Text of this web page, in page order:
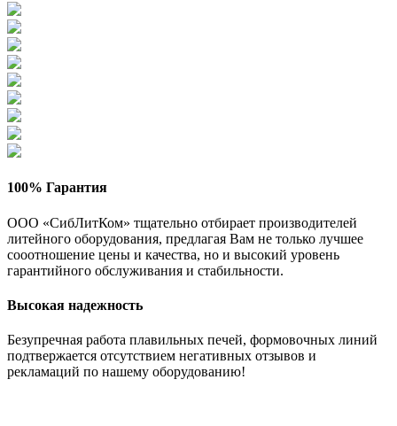
100% Гарантия
ООО «СибЛитКом» тщательно отбирает производителей
литейного оборудования, предлагая Вам не только лучшее
сооотношение цены и качества, но и высокий уровень
гарантийного обслуживания и стабильности.
Высокая надежность
Безупречная работа плавильных печей, формовочных линий
подтвержается отсутствием негативных отзывов и
рекламаций по нашему оборудованию!